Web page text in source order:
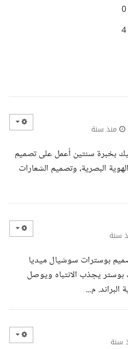
0
4
منذ سنة
بخبرة سنتين أعمل على تصميم
البصرية، وتصميم الشعارات
سنة
سنوات في تصميم بوسترات سوشيال ميديا
يجذب الانتباه ويوصل
م...
سنة